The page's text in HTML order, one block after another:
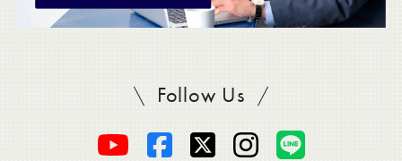
Follow UsSADAをフォロー
オ
オ
オ
オ